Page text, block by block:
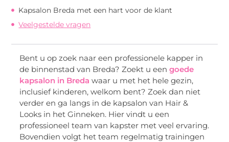
Kapsalon Breda met een hart voor de klant
Veelgestelde vragen
Bent u op zoek naar een professionele kapper in
de binnenstad van Breda? Zoekt u eengoede
kapsalon in Breda waar u met het hele gezin,
inclusief kinderen, welkom bent? Zoek dan niet
verder en ga langs in de kapsalon van Hair &
Looks in het Ginneken. Hier vindt u een
professioneel team van kapster met veel ervaring.
Bovendien volgt het team regelmatig trainingen